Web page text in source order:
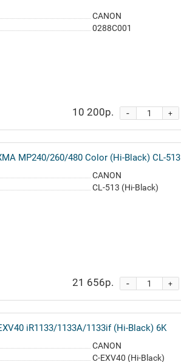
CANON
0288C001
10 200р. +
-
MP240/260/480 Color (Hi-Black) CL-513
CANON
CL-513 (Hi-Black)
21 656р. +
-
iR1133/1133A/1133if (Hi-Black) 6K
CANON
C-EXV40 (Hi-Black)